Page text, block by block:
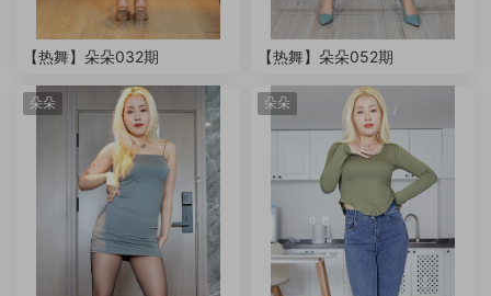
【热舞】朵朵032期 【热舞】朵朵052期
朵朵 朵朵